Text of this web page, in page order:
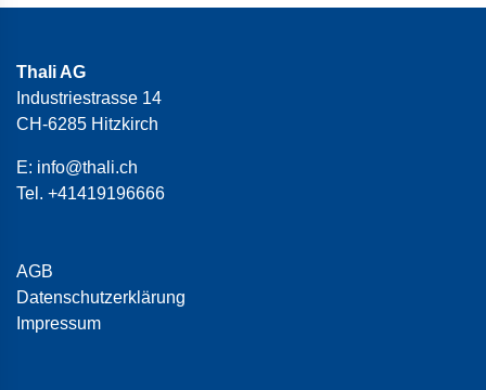
Thali AG
Industriestrasse 14
CH-6285 Hitzkirch
E: info@thali.ch
Tel. +41419196666
AGB
Datenschutzerklärung
Impressum